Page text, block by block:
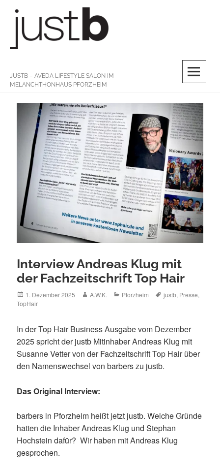
content
JUSTB – AVEDA LIFESTYLE SALON IM
MELANCHTHONHAUS PFORZHEIM
Interview Andreas Klug mit
der Fachzeitschrift Top Hair
Posted
on
1. Dezember 2025 Author
A.W.K. Categories
Pforzheim Tags
justb, Presse,
TopHair
In der Top Hair Business Ausgabe vom Dezember
2025 spricht der justb Mitinhaber Andreas Klug mit
Susanne Vetter von der Fachzeitschrift Top Hair über
den Namenswechsel von barbers zu justb.
­­­Das Original Interview:
barbers in Pforzheim heißt jetzt justb. Welche Gründe
hatten die Inhaber Andreas Klug und Stephan
Hochstein dafür? Wir haben mit Andreas Klug
gesprochen.